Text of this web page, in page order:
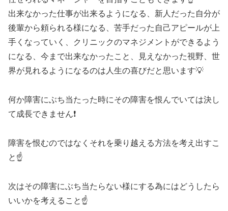
出来なかった仕事が出来るようになる、新人だった自分が
後輩から頼られる様になる、苦手だった自己アピールが上
手くなっていく、クリニックのマネジメントができるよう
になる、今まで出来なかったこと、見えなかった視野、世
界が見れるようになるのは人生の喜びだと思います💡
何か障害にぶち当たった時にその障害を恨んでいては決し
て成長できません❗
障害を恨むのではなくそれを乗り越える方法を考え出すこ
と☝️
次はその障害にぶち当たらない様にする為にはどうしたら
いいかを考えること☝️